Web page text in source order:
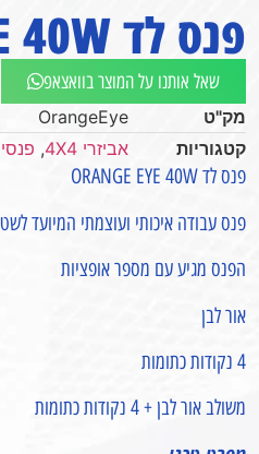
פנס לד ORANGE EYE 40W
שאל אותנו על המוצר בוואצאפ
מק"ט
OrangeEye
קטגוריות
אביזרי 4X4 ,
פנס לד ORANGE EYE 40W
פנס עבודה איכותי ועוצמתי המיועד
הפנס מגיע עם מספר אופציות
אור לבן
4 נקודות כתומות
משולב אור לבן + 4 נקודות כתומות